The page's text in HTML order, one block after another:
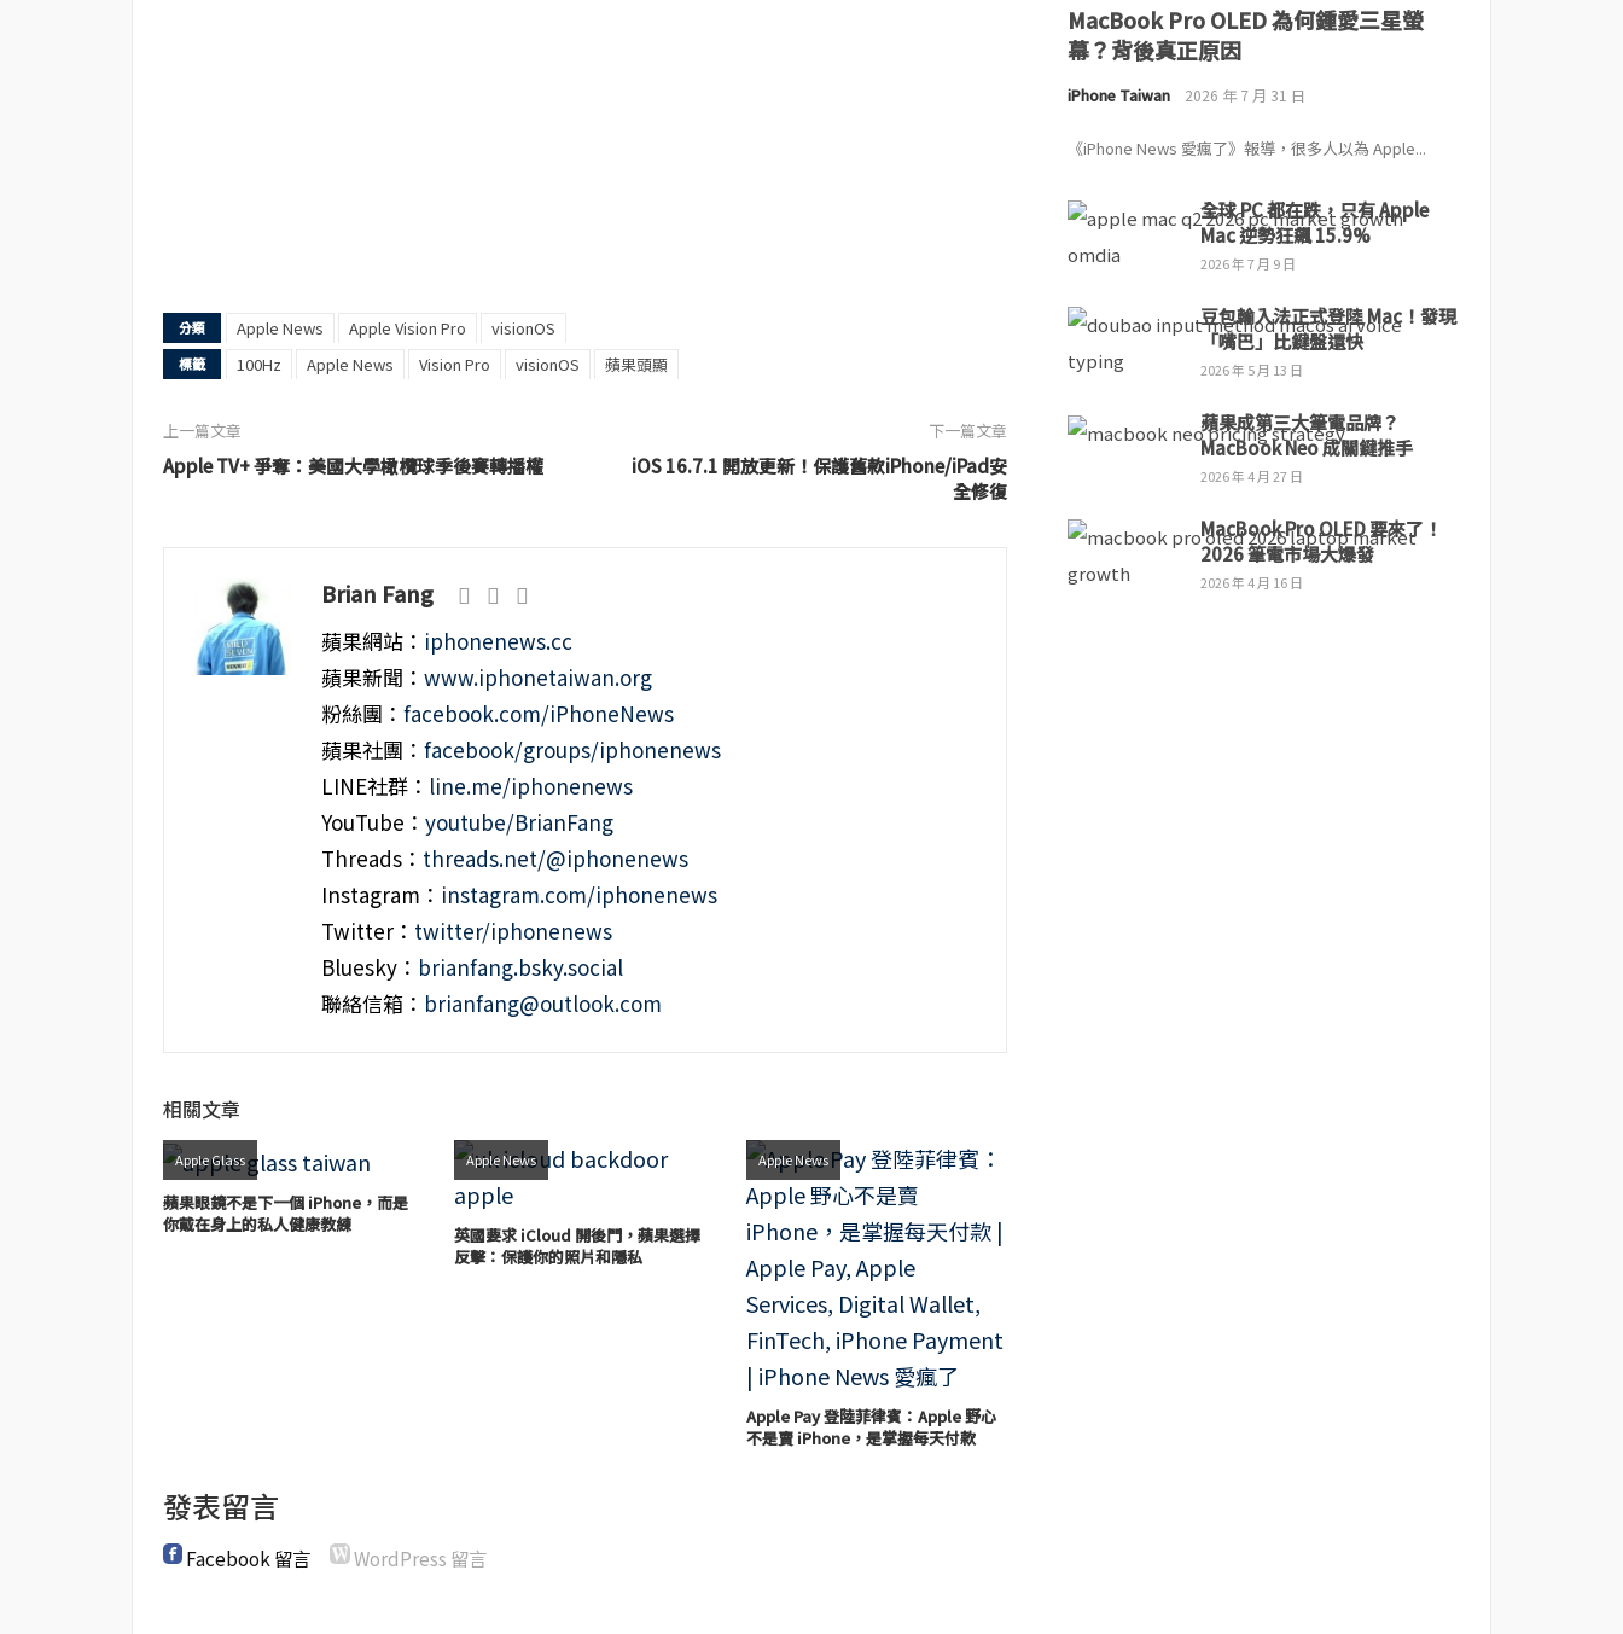
分類 Apple News Apple Vision Pro visionOS
標籤 100Hz Apple News Vision Pro visionOS 蘋果頭顯
上一篇文章
Apple TV+ 爭奪：美國大學橄欖球季後賽轉播權
下一篇文章
iOS 16.7.1 開放更新！保護舊款iPhone/iPad安
全修復
Brian Fang
蘋果網站： iphonenews.cc
蘋果新聞： www.iphonetaiwan.org
粉絲團： facebook.com/iPhoneNews
蘋果社團： facebook/groups/iphonenews
LINE社群： line.me/iphonenews
YouTube： youtube/BrianFang
Threads： threads.net/@iphonenews
Instagram： instagram.com/iphonenews
Twitter： twitter/iphonenews
Bluesky： brianfang.bsky.social
聯絡信箱： brianfang@outlook.com
相關文章
Apple Glass
蘋果眼鏡不是下一個 iPhone，而是
你戴在身上的私人健康教練
Apple News
英國要求 iCloud 開後門，蘋果選擇
反擊：保護你的照片和隱私
Apple News
Apple Pay 登陸菲律賓：Apple 野心
不是賣 iPhone，是掌握每天付款
發表留言
Facebook 留言 WordPress 留言
MacBook Pro OLED 為何鍾愛三星螢
幕？背後真正原因
iPhone Taiwan 2026 年 7 月 31 日
《iPhone News 愛瘋了》報導，很多人以為 Apple...
全球 PC 都在跌，只有 Apple
Mac 逆勢狂飆 15.9%
2026 年 7 月 9 日
豆包輸入法正式登陸 Mac！發現
「嘴巴」比鍵盤還快
2026 年 5 月 13 日
蘋果成第三大筆電品牌？
MacBook Neo 成關鍵推手
2026 年 4 月 27 日
MacBook Pro OLED 要來了！
2026 筆電市場大爆發
2026 年 4 月 16 日